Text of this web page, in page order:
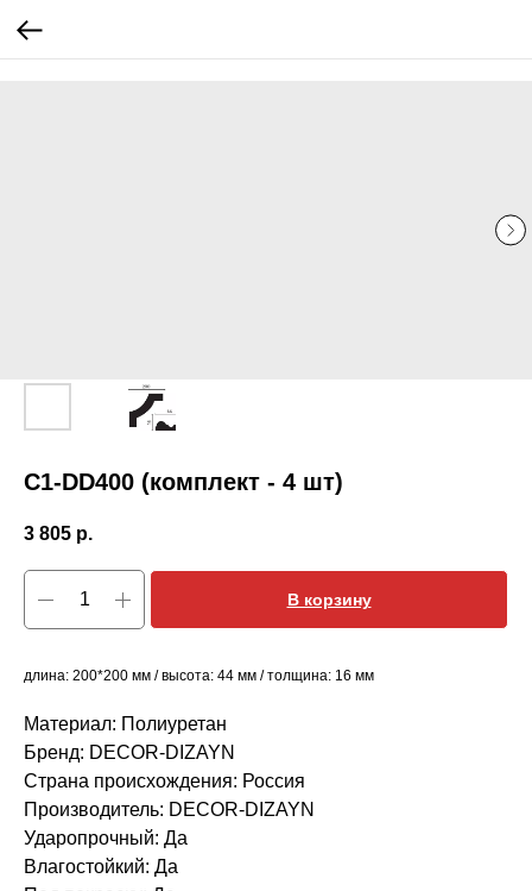
C1-DD400 (комплект - 4 шт)
3 805 р.
В корзину
длина: 200*200 мм / высота: 44 мм / толщина: 16 мм
Материал: Полиуретан
Бренд: DECOR-DIZAYN
Страна происхождения: Россия
Производитель: DECOR-DIZAYN
Ударопрочный: Да
Влагостойкий: Да